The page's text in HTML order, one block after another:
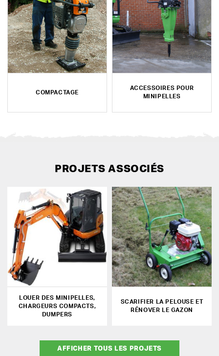
COMPACTAGE
ACCESSOIRES POUR
MINIPELLES
PROJETS ASSOCIÉS
LOUER DES MINIPELLES,
CHARGEURS COMPACTS,
DUMPERS
SCARIFIER LA PELOUSE ET
RÉNOVER LE GAZON
AFFICHER TOUS LES PROJETS